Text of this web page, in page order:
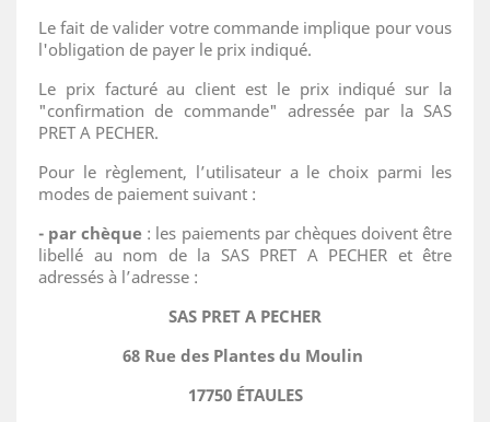
Le fait de valider votre commande implique pour vous
l'obligation de payer le prix indiqué.
Le prix facturé au client est le prix indiqué sur la
"confirmation de commande" adressée par la SAS
PRET A PECHER.
Pour le règlement, l’utilisateur a le choix parmi les
modes de paiement suivant :
- par chèque : les paiements par chèques doivent être
libellé au nom de la SAS PRET A PECHER et être
adressés à l’adresse :
SAS PRET A PECHER
68 Rue des Plantes du Moulin
17750 ÉTAULES